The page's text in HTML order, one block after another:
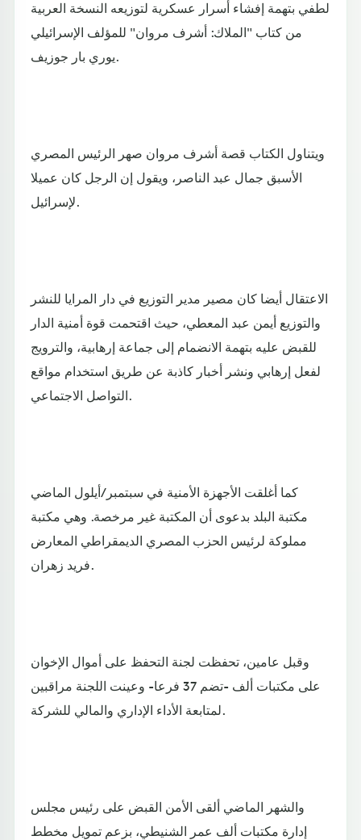
لطفي بتهمة إفشاء أسرار عسكرية لتوزيعه النسخة العربية
من كتاب "الملاك: أشرف مروان" للمؤلف الإسرائيلي
يوري بار جوزيف.
ويتناول الكتاب قصة أشرف مروان صهر الرئيس المصري
الأسبق جمال عبد الناصر، ويقول إن الرجل كان عميلا
لإسرائيل.
الاعتقال أيضا كان مصير مدير التوزيع في دار المرايا للنشر
والتوزيع أيمن عبد المعطي، حيث اقتحمت قوة أمنية الدار
للقبض عليه بتهمة الانضمام إلى جماعة إرهابية، والترويج
لفعل إرهابي ونشر أخبار كاذبة عن طريق استخدام مواقع
التواصل الاجتماعي.
كما أغلقت الأجهزة الأمنية في سبتمبر/أيلول الماضي
مكتبة البلد بدعوى أن المكتبة غير مرخصة. وهي مكتبة
مملوكة لرئيس الحزب المصري الديمقراطي المعارض
فريد زهران.
وقبل عامين، تحفظت لجنة التحفظ على أموال الإخوان
على مكتبات ألف -تضم 37 فرعا- وعينت اللجنة مراقبين
لمتابعة الأداء الإداري والمالي للشركة.
والشهر الماضي ألقى الأمن القبض على رئيس مجلس
إدارة مكتبات ألف عمر الشنيطي، بزعم تمويل مخطط